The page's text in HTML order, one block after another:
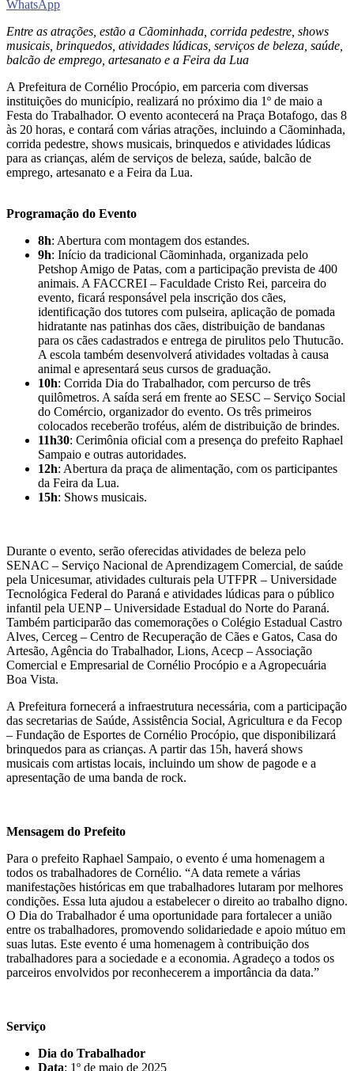
WhatsApp
Entre as atrações, estão a Cãominhada, corrida pedestre, shows
musicais, brinquedos, atividades lúdicas, serviços de beleza, saúde,
balcão de emprego, artesanato e a Feira da Lua
A Prefeitura de Cornélio Procópio, em parceria com diversas
instituições do município, realizará no próximo dia 1º de maio a
Festa do Trabalhador. O evento acontecerá na Praça Botafogo, das 8
às 20 horas, e contará com várias atrações, incluindo a Cãominhada,
corrida pedestre, shows musicais, brinquedos e atividades lúdicas
para as crianças, além de serviços de beleza, saúde, balcão de
emprego, artesanato e a Feira da Lua.
Programação do Evento
8h: Abertura com montagem dos estandes.
9h: Início da tradicional Cãominhada, organizada pelo
Petshop Amigo de Patas, com a participação prevista de 400
animais. A FACCREI – Faculdade Cristo Rei, parceira do
evento, ficará responsável pela inscrição dos cães,
identificação dos tutores com pulseira, aplicação de pomada
hidratante nas patinhas dos cães, distribuição de bandanas
para os cães cadastrados e entrega de pirulitos pelo Thutucão.
A escola também desenvolverá atividades voltadas à causa
animal e apresentará seus cursos de graduação.
10h: Corrida Dia do Trabalhador, com percurso de três
quilômetros. A saída será em frente ao SESC – Serviço Social
do Comércio, organizador do evento. Os três primeiros
colocados receberão troféus, além de distribuição de brindes.
11h30: Cerimônia oficial com a presença do prefeito Raphael
Sampaio e outras autoridades.
12h: Abertura da praça de alimentação, com os participantes
da Feira da Lua.
15h: Shows musicais.
Durante o evento, serão oferecidas atividades de beleza pelo
SENAC – Serviço Nacional de Aprendizagem Comercial, de saúde
pela Unicesumar, atividades culturais pela UTFPR – Universidade
Tecnológica Federal do Paraná e atividades lúdicas para o público
infantil pela UENP – Universidade Estadual do Norte do Paraná.
Também participarão das comemorações o Colégio Estadual Castro
Alves, Cerceg – Centro de Recuperação de Cães e Gatos, Casa do
Artesão, Agência do Trabalhador, Lions, Acecp – Associação
Comercial e Empresarial de Cornélio Procópio e a Agropecuária
Boa Vista.
A Prefeitura fornecerá a infraestrutura necessária, com a participação
das secretarias de Saúde, Assistência Social, Agricultura e da Fecop
– Fundação de Esportes de Cornélio Procópio, que disponibilizará
brinquedos para as crianças. A partir das 15h, haverá shows
musicais com artistas locais, incluindo um show de pagode e a
apresentação de uma banda de rock.
Mensagem do Prefeito
Para o prefeito Raphael Sampaio, o evento é uma homenagem a
todos os trabalhadores de Cornélio. “A data remete a várias
manifestações históricas em que trabalhadores lutaram por melhores
condições. Essa luta ajudou a estabelecer o direito ao trabalho digno.
O Dia do Trabalhador é uma oportunidade para fortalecer a união
entre os trabalhadores, promovendo solidariedade e apoio mútuo em
suas lutas. Este evento é uma homenagem à contribuição dos
trabalhadores para a sociedade e a economia. Agradeço a todos os
parceiros envolvidos por reconhecerem a importância da data.”
Serviço
Dia do Trabalhador
Data: 1º de maio de 2025